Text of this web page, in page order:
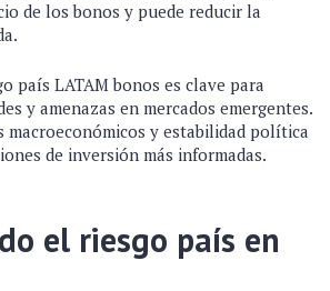
de los bonos y puede reducir la
país LATAM bonos es clave para
y amenazas en mercados emergentes.
macroeconómicos y estabilidad política
de inversión más informadas.
el riesgo país en